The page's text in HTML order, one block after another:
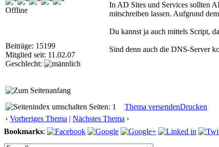
Offline
Beiträge: 15199
Mitglied seit: 11.02.07
Geschlecht:
In AD Sites und Services sollten
mitschreiben lassen. Aufgrund
Du kannst ja auch mittels Script,
Sind denn auch die DNS-Server
Seiten: 1
Thema versendenDrucken
‹ Vorheriges Thema | Nächstes Thema ›
Bookmarks: